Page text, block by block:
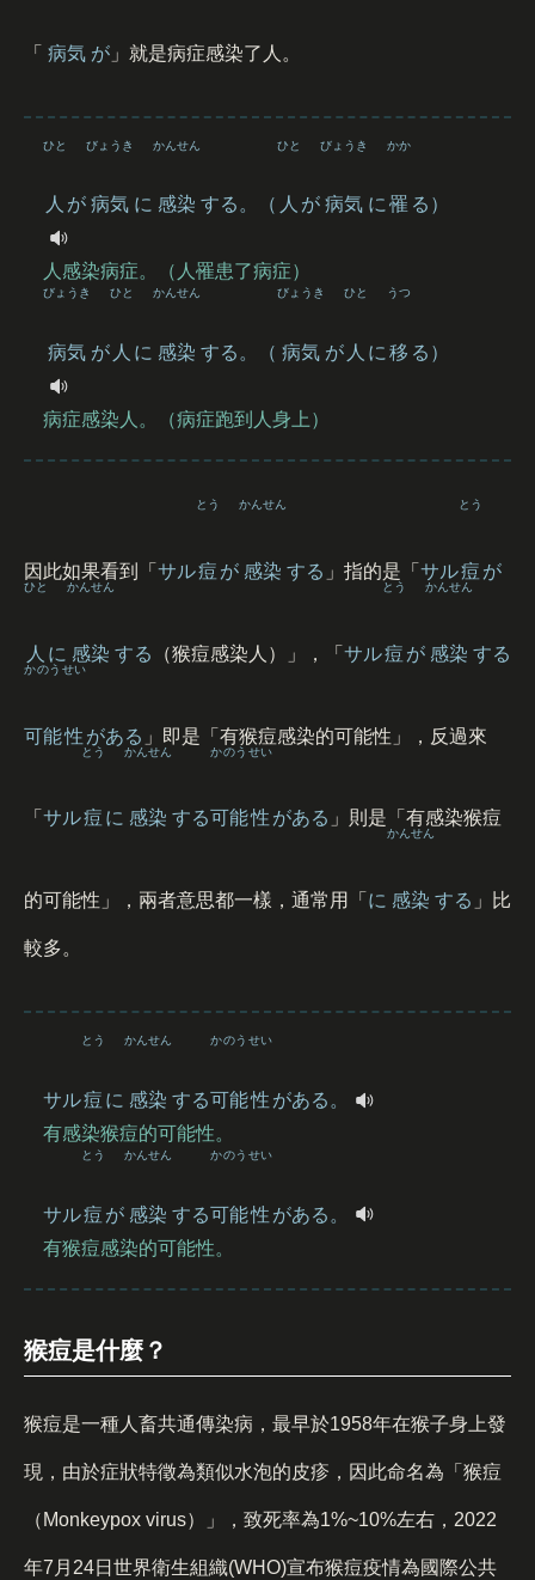
「 病気 が 」就是病症感染了人。
人
ひと
が 病気
びょうき
に 感染
かんせん
する。（ 人
ひと
が 病気
びょうき
に 罹
かか
る）
人感染病症。（人罹患了病症）
病気
びょうき
が 人
ひと
に 感染
かんせん
する。（ 病気
びょうき
が 人
ひと
に 移
うつ
る）
病症感染人。（病症跑到人身上）
因此如果看到「 サル痘
とう
が 感染
かんせん
する 」指的是「 サル痘
とう
が
人
ひと
に 感染
かんせん
する （猴痘感染人）」，「 サル痘
とう
が 感染
かんせん
する
可能
かのう
性
せい
がある 」即是「有猴痘感染的可能性」，反過來
「 サル痘
とう
に 感染
かんせん
する可能
かのう
性
せい
がある 」則是「有感染猴痘
的可能性」，兩者意思都一樣，通常用「 に 感染
かんせん
する 」比
較多。
サル痘
とう
に 感染
かんせん
する可能
かのう
性
せい
がある。
有感染猴痘的可能性。
サル痘
とう
が 感染
かんせん
する可能
かのう
性
せい
がある。
有猴痘感染的可能性。
猴痘是什麼？
猴痘是一種人畜共通傳染病，最早於1958年在猴子身上發
現，由於症狀特徵為類似水泡的皮疹，因此命名為「猴痘
（Monkeypox virus）」，致死率為1%~10%左右，2022
年7月24日世界衛生組織(WHO)宣布猴痘疫情為國際公共